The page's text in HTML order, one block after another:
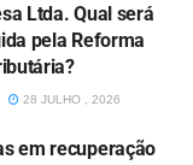
Ltda. Qual será
pela Reforma
28 JULHO , 2026
em recuperação